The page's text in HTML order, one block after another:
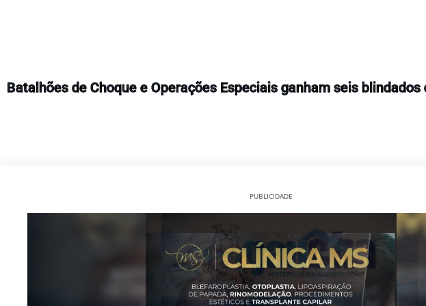
Batalhões de Choque e Operações Especiais ganham seis
PUBLICIDADE